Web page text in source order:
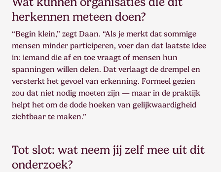
herkennen meteen doen?
“Begin klein,” zegt Daan. “Als je merkt dat sommige
mensen minder participeren, voer dan dat laatste idee
in: iemand die af en toe vraagt of mensen hun
spanningen willen delen. Dat verlaagt de drempel en
versterkt het gevoel van erkenning. Formeel gezien
zou dat niet nodig moeten zijn — maar in de praktijk
helpt het om de dode hoeken van gelijkwaardigheid
zichtbaar te maken.”
Tot slot: wat neem jij zelf mee uit dit
onderzoek?